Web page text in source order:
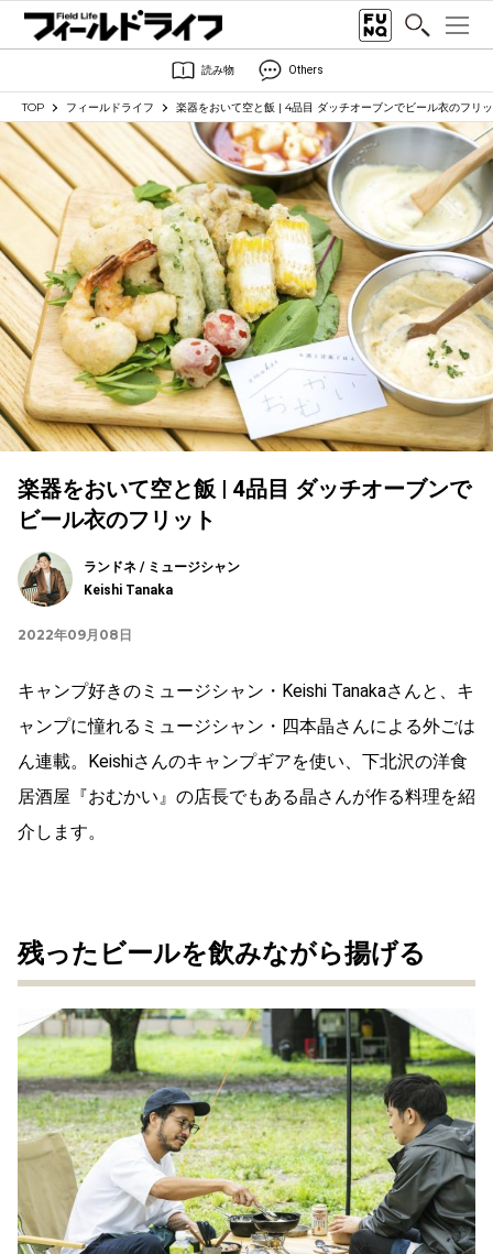
読み物 Others
TOP フィールドライフ 楽器をおいて空と飯 | 4品目 ダッチオーブンでビール衣のフリ
楽器をおいて空と飯 | 4品目 ダッチオーブンで
ビール衣のフリット
ランドネ / ミュージシャン
Keishi Tanaka
2022年09月08日
キャンプ好きのミュージシャン・Keishi Tanakaさんと、キ
ャンプに憧れるミュージシャン・四本晶さんによる外ごは
ん連載。Keishiさんのキャンプギアを使い、下北沢の洋食
居酒屋『おむかい』の店長でもある晶さんが作る料理を紹
介します。
残ったビールを飲みながら揚げる